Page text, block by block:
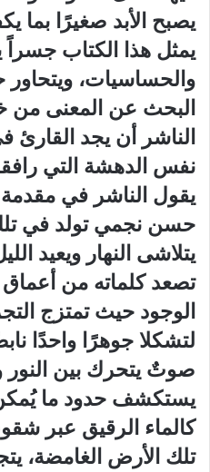
يصبح الأبد صغيرًا بما
يمثل هذا الكتاب جسراً
والحساسيات،
البحث عن المعنى من
الناشر أن يجد
نفس الدهشة التي
يقول الناشر في مقدمة
حسن نجمي تولد في
يتلاشى النهار ويعيد
تصعد كلماته من
الوجود حيث تمتزج
لتشكلا جوهرًا واحدًا
صوتٌ يتحرك بين
يستكشف حدود ما
كالماء الرقيق عبر
تلك الأرض الغامضة،